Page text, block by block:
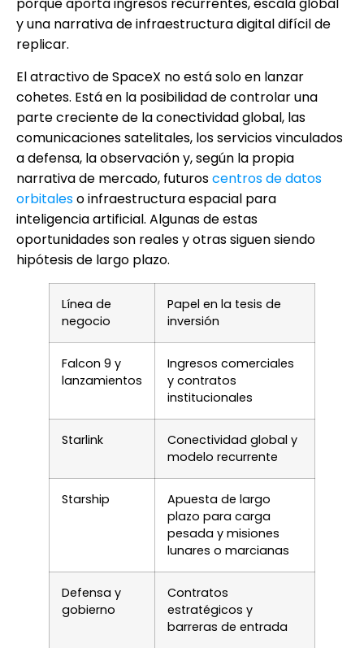
porque aporta ingresos recurrentes, escala global
y una narrativa de infraestructura digital difícil de
replicar.
El atractivo de SpaceX no está solo en lanzar
cohetes. Está en la posibilidad de controlar una
parte creciente de la conectividad global, las
comunicaciones satelitales, los servicios vinculados
a defensa, la observación y, según la propia
narrativa de mercado, futuroscentros de datos
orbitaleso infraestructura espacial para
inteligencia artificial. Algunas de estas
oportunidades son reales y otras siguen siendo
hipótesis de largo plazo.
Línea de
negocio
Papel en la tesis de
inversión
Falcon 9 y
lanzamientos
Ingresos comerciales
y contratos
institucionales
Starlink
Conectividad global y
modelo recurrente
Starship
Apuesta de largo
plazo para carga
pesada y misiones
lunares o marcianas
Defensa y
gobierno
Contratos
estratégicos y
barreras de entrada